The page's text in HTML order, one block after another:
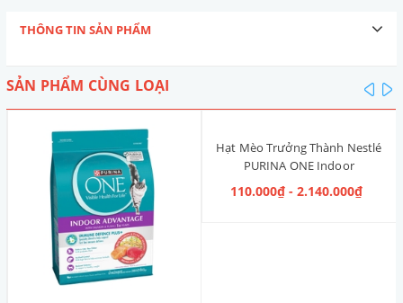
THÔNG TIN SẢN PHẨM
SẢN PHẨM CÙNG LOẠI
Hạt Mèo Trưởng Thành Nestlé
PURINA ONE Indoor
Advantage [Vị Gà]
110.000₫ - 2.140.000₫